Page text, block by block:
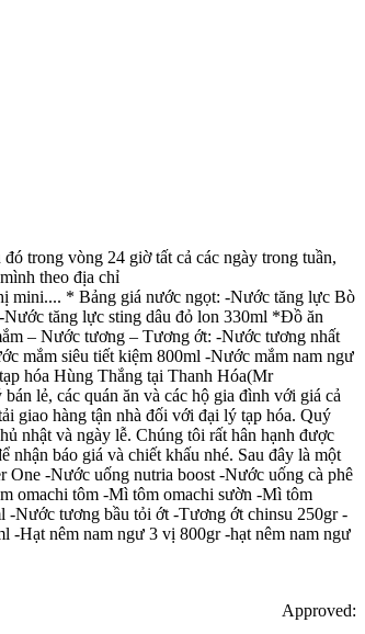
trong vòng 24 giờ tất cả các ngày trong tuần,
theo địa chỉ
mini.... * Bảng giá nước ngọt: -Nước tăng lực Bò
tăng lực sting dâu đỏ lon 330ml *Đồ ăn
– Nước tương – Tương ớt: -Nước tương nhất
mắm siêu tiết kiệm 800ml -Nước mắm nam ngư
hóa Hùng Thắng tại Thanh Hóa(Mr
lẻ, các quán ăn và các hộ gia đình với giá cả
giao hàng tận nhà đối với đại lý tạp hóa. Quý
nhật và ngày lễ. Chúng tôi rất hân hạnh được
báo giá và chiết khấu nhé. Sau đây là một
-Nước uống nutria boost -Nước uống cà phê
omachi tôm -Mì tôm omachi sườn -Mì tôm
Nước tương bầu tỏi ớt -Tương ớt chinsu 250gr -
-Hạt nêm nam ngư 3 vị 800gr -hạt nêm nam ngư
Approved: